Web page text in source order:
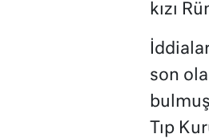
kızı
son
Tıp